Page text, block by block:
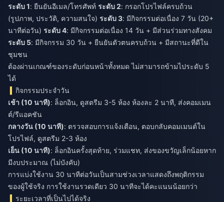
ระดับ 1: ยืนยันอีเมล/โทรศัพท์ ระดับ 2: กรอกโปรไฟล์ครบถ้วน
(รูปภาพ, ประวัติ, ความสนใจ) ระดับ 3: มีกิจกรรมต่อเนื่อง 7 วัน (20+
นาทีต่อวัน) ระดับ 4: มีกิจกรรมต่อเนื่อง 14 วัน + มีส่วนร่วมทางสังคม
ระดับ 5: มีกิจกรรม 30 วัน + ยืนยันตัวตนครบถ้วน + มีสถานะที่ดีใน
ชุมชน
ต้องผ่านเกณฑ์ของระดับก่อนหน้าทั้งหมด ไม่สามารถข้ามไประดับ 5
ได้
กิจกรรมประจำวัน
เช้า (10 นาที): ล็อกอิน, ดูสตรีม 3-5 ห้อง ห้องละ 2 นาที, ส่งคอมเมน
ต์/รีแอคชัน
กลางวัน (10 นาที): ตรวจสอบการแจ้งเตือน, ตอบกลับคอมเมนต์ใน
โปรไฟล์, ดูสตรีม 2-3 ห้อง
เย็น (10 นาที): ล็อกอินครั้งสุดท้าย, ร่วมแชท, ส่งของขวัญเล็กน้อยหาก
มีงบประมาณ (ไม่บังคับ)
การแบ่งใช้งาน 30 นาทีต่อวันเป็นสามช่วงเวลาแสดงถึงพฤติกรรม
ของผู้ใช้จริง การใช้งานรวดเดียว 30 นาทีจะได้คะแนนน้อยกว่า
ระยะเวลาที่เป็นไปได้จริง